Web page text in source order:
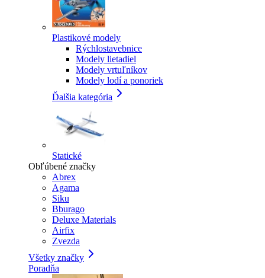
Plastikové modely
Rýchlostavebnice
Modely lietadiel
Modely vrtuľníkov
Modely lodí a ponoriek
Ďalšia kategória
Statické
Obľúbené značky
Abrex
Agama
Siku
Bburago
Deluxe Materials
Airfix
Zvezda
Všetky značky
Poradňa